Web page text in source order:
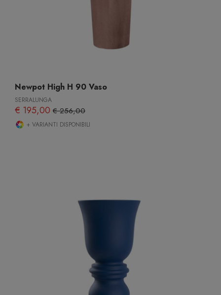
Newpot High H 90 Vaso
SERRALUNGA
€ 195,00 € 256,00
+ VARIANTI DISPONIBILI